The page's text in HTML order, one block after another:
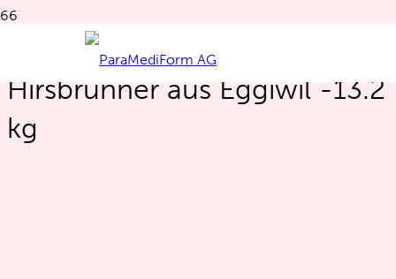
Daniela Wüthrich
Hirsbrunner aus Eggiwil -13.2
kg